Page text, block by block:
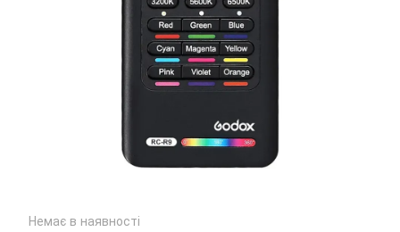
Немає в наявності